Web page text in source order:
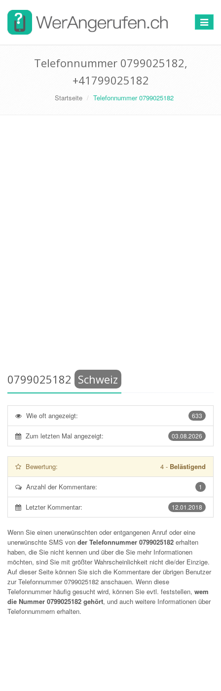
Toggle
Telefonnummer 0799025182,
+41799025182
Startseite Telefonnummer 0799025182
0799025182 Schweiz
633
Wie oft angezeigt:
03.08.2026
Zum letzten Mal angezeigt:
Bewertung: 4 - Belästigend
1
Anzahl der Kommentare:
12.01.2018
Letzter Kommentar:
Wenn Sie einen unerwünschten oder entgangenen Anruf oder eine
unerwünschte SMS von der Telefonnummer 0799025182 erhalten
haben, die Sie nicht kennen und über die Sie mehr Informationen
möchten, sind Sie mit größter Wahrscheinlichkeit nicht die/der Einzige.
Auf dieser Seite können Sie sich die Kommentare der übrigen Benutzer
zur Telefonnummer0799025182 anschauen. Wenn diese
Telefonnummer häufig gesucht wird, können Sie evtl. feststellen, wem
die Nummer 0799025182 gehört, und auch weitere Informationen über
Telefonnummern erhalten.